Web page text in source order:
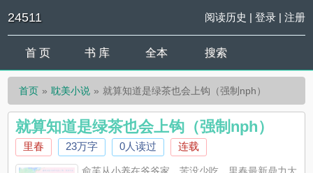
24511 阅读历史 | 登录| 注册
首 页 书 库 全本 搜索
首页 耽美小说 就算知道是绿茶也会上钩（强制nph）
就算知道是绿茶也会上钩（强制nph）
里春 23万字 0人读过 连载